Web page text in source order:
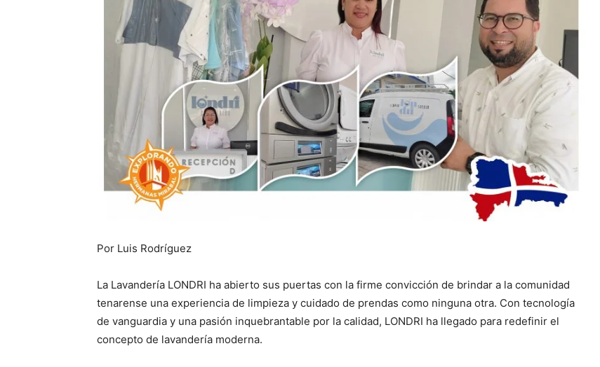
Por Luis Rodríguez
La Lavandería LONDRI ha abierto sus puertas con la firme convicción de brindar a la comunidad
tenarense una experiencia de limpieza y cuidado de prendas como ninguna otra. Con tecnología
de vanguardia y una pasión inquebrantable por la calidad, LONDRI ha llegado para redefinir el
concepto de lavandería moderna.